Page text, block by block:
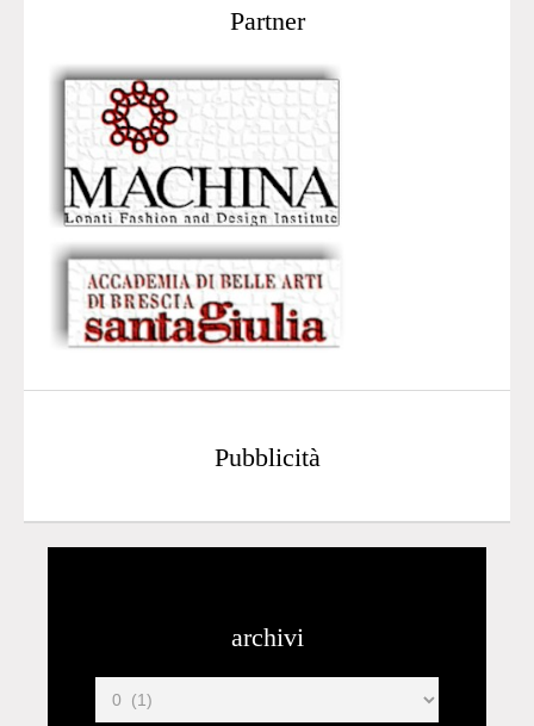
Partner
Pubblicità
archivi